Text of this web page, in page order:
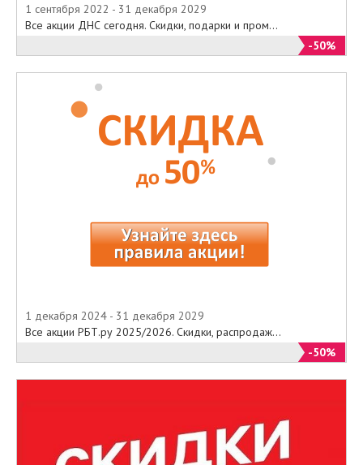
1 сентября 2022 - 31 декабря 2029
Все акции ДНС сегодня. Скидки, подарки и пром...
-50%
1 декабря 2024 - 31 декабря 2029
Все акции РБТ.ру 2025/2026. Скидки, распродаж...
-50%